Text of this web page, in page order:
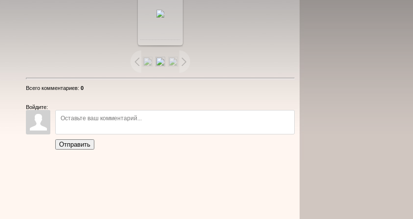
размере
Всего комментариев: 0
Войдите:
Отправить